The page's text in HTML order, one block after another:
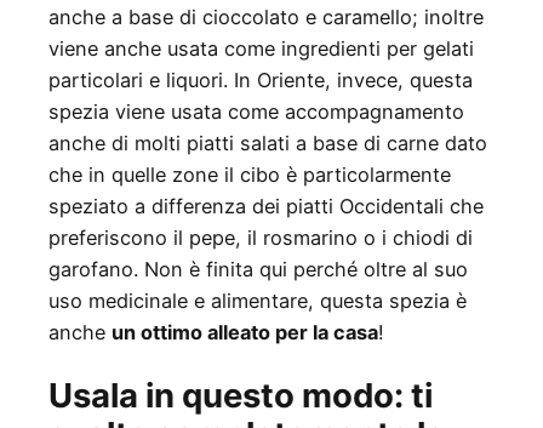
anche a base di cioccolato e caramello; inoltre
viene anche usata come ingredienti per gelati
particolari e liquori. In Oriente, invece, questa
spezia viene usata come accompagnamento
anche di molti piatti salati a base di carne dato
che in quelle zone il cibo è particolarmente
speziato a differenza dei piatti Occidentali che
preferiscono il pepe, il rosmarino o i chiodi di
garofano. Non è finita qui perché oltre al suo
uso medicinale e alimentare, questa spezia è
anche un ottimo alleato per la casa!
Usala in questo modo: ti